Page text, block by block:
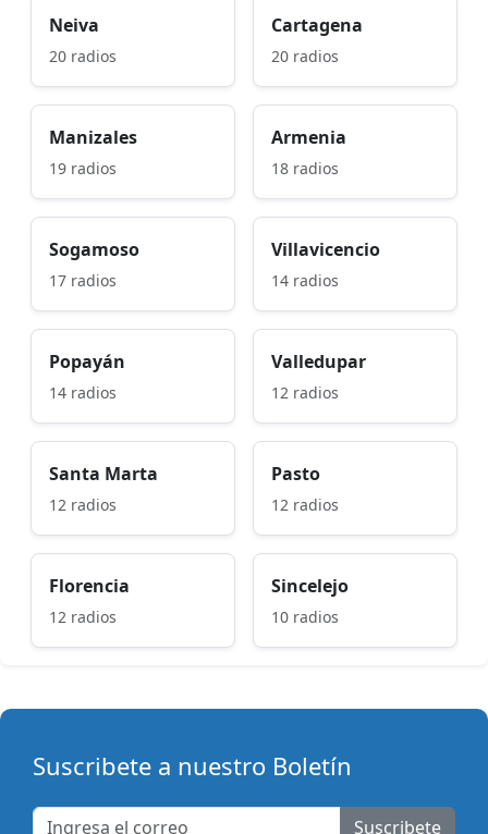
Neiva
20 radios
Cartagena
20 radios
Manizales
19 radios
Armenia
18 radios
Sogamoso
17 radios
Villavicencio
14 radios
Popayán
14 radios
Valledupar
12 radios
Santa Marta
12 radios
Pasto
12 radios
Florencia
12 radios
Sincelejo
10 radios
Suscribete a nuestro Boletín
Suscribete